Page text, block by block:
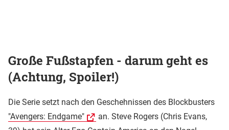
Große Fußstapfen - darum geht es
(Achtung, Spoiler!)
Die Serie setzt nach den Geschehnissen des Blockbusters
"Avengers: Endgame"
an. Steve Rogers (Chris Evans,